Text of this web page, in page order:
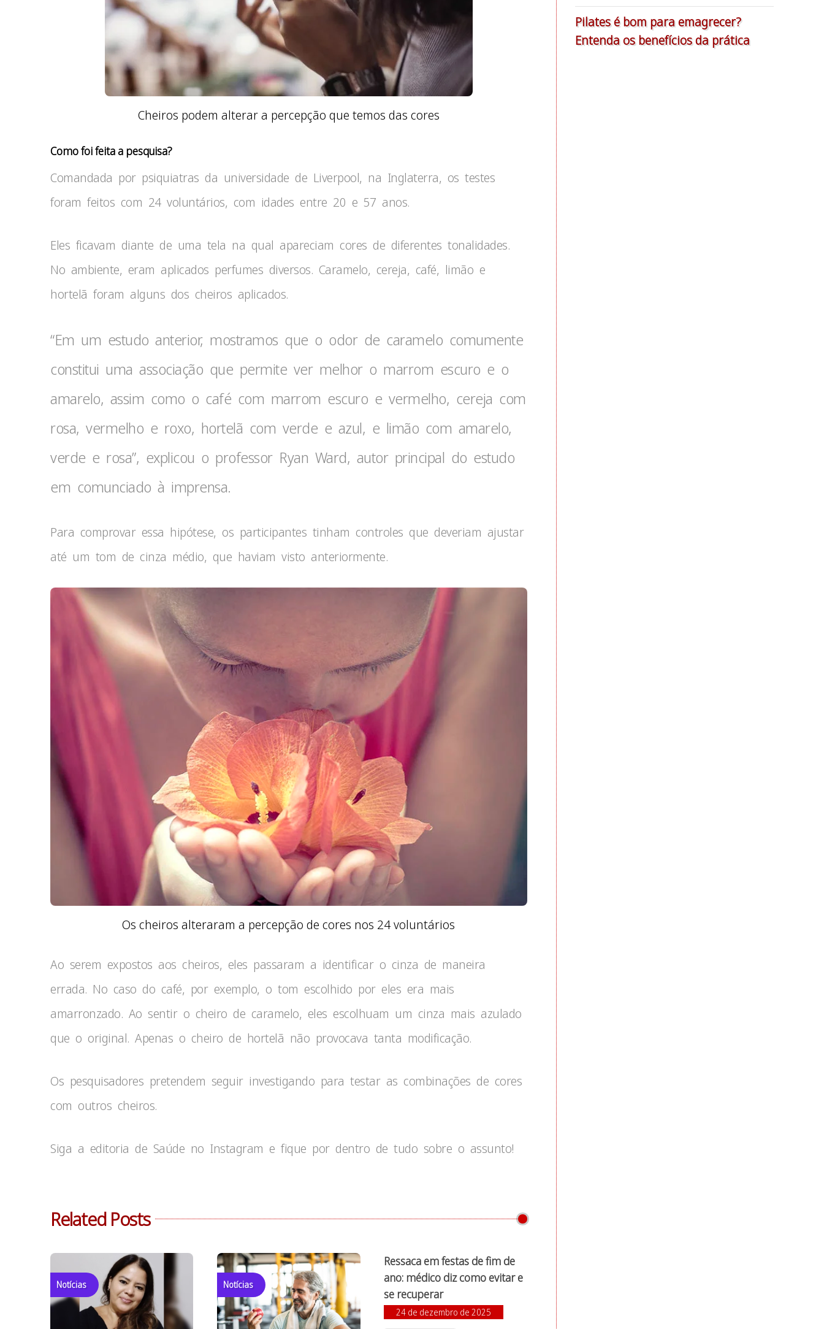
Cheiros podem alterar a percepção que temos das cores
Como foi feita a pesquisa?
Comandada por psiquiatras da universidade de Liverpool, na Inglaterra, os testes
foram feitos com 24 voluntários, com idades entre 20 e 57 anos.
Eles ficavam diante de uma tela na qual apareciam cores de diferentes tonalidades.
No ambiente, eram aplicados perfumes diversos. Caramelo, cereja, café, limão e
hortelã foram alguns dos cheiros aplicados.
“Em um estudo anterior, mostramos que o odor de caramelo comumente
constitui uma associação que permite ver melhor o marrom escuro e o
amarelo, assim como o café com marrom escuro e vermelho, cereja com
rosa, vermelho e roxo, hortelã com verde e azul, e limão com amarelo,
verde e rosa”, explicou o professor Ryan Ward, autor principal do estudo
em comunciado à imprensa.
Para comprovar essa hipótese, os participantes tinham controles que deveriam ajustar
até um tom de cinza médio, que haviam visto anteriormente.
Os cheiros alteraram a percepção de cores nos 24 voluntários
Ao serem expostos aos cheiros, eles passaram a identificar o cinza de maneira
errada. No caso do café, por exemplo, o tom escolhido por eles era mais
amarronzado. Ao sentir o cheiro de caramelo, eles escolhuam um cinza mais azulado
que o original. Apenas o cheiro de hortelã não provocava tanta modificação.
Os pesquisadores pretendem seguir investigando para testar as combinações de cores
com outros cheiros.
Siga a editoria de Saúde no Instagram e fique por dentro de tudo sobre o assunto!
Related Posts
Notícias Notícias
Ressaca em festas de fim de
ano: médico diz como evitar e
se recuperar
24 de dezembro de 2025
Pilates é bom para emagrecer?
Entenda os benefícios da prática